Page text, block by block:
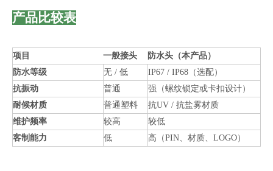
产品比较表
项目 一般接头
防水头（本产品）
防水等级
无 / 低
IP67 / IP68（选配）
抗振动
普通
强（螺纹锁定或卡扣设计）
耐候材质
普通塑料
抗UV / 抗盐雾材质
维护频率
较高
较低
客制能力
低 高（PIN、材质、LOGO）